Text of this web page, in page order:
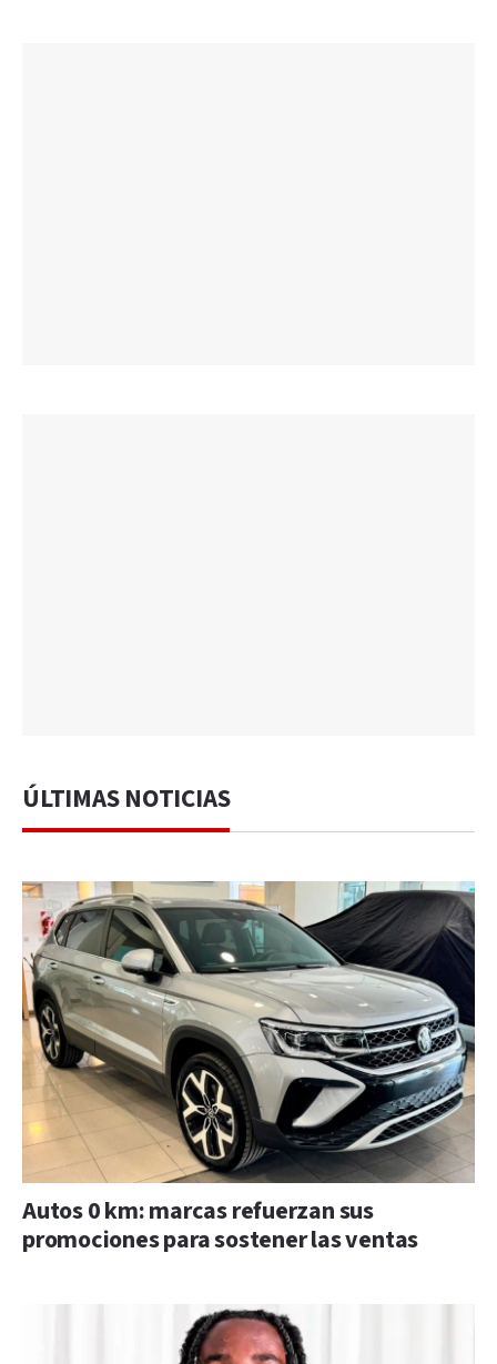
ÚLTIMAS NOTICIAS
Autos 0 km: marcas refuerzan sus
promociones para sostener las ventas